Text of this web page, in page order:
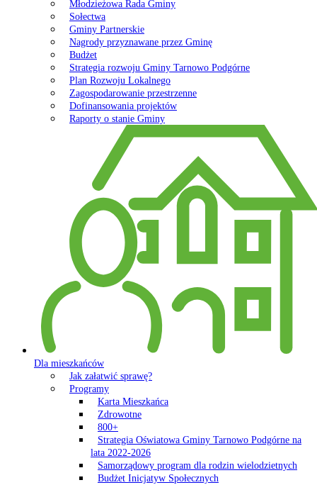
Młodzieżowa Rada Gminy
Sołectwa
Gminy Partnerskie
Nagrody przyznawane przez Gminę
Budżet
Strategia rozwoju Gminy Tarnowo Podgórne
Plan Rozwoju Lokalnego
Zagospodarowanie przestrzenne
Dofinansowania projektów
Raporty o stanie Gminy
Dla mieszkańców
Jak załatwić sprawę?
Programy
Karta Mieszkańca
Zdrowotne
800+
Strategia Oświatowa Gminy Tarnowo Podgórne na
lata 2022-2026
Samorządowy program dla rodzin wielodzietnych
Budżet Inicjatyw Społecznych